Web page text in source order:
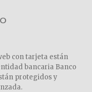
con tarjeta están
bancaria Banco
protegidos y